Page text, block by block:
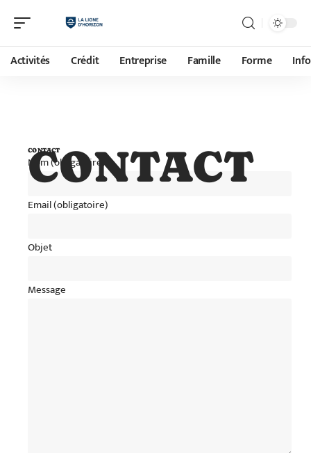
Activités Crédit Entreprise Famille Forme
CONTACT
CONTACT
Nom (obligatoire)
Email (obligatoire)
Objet
Message